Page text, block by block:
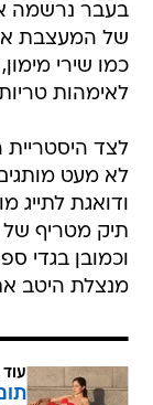
של המעצבת
כמו שירי
לאימהות
לצד
לא מעט
ודואגת לתייג
תיק מטריף של
וכמובן בגדי
מנצלת היטב
עוד